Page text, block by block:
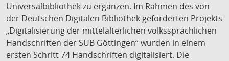
Universalbibliothek zu ergänzen. Im Rahmen des von
der Deutschen Digitalen Bibliothek geförderten Projekts
„Digitalisierung der mittelalterlichen volkssprachlichen
Handschriften der SUB Göttingen“ wurden in einem
ersten Schritt 74 Handschriften digitalisiert. Die